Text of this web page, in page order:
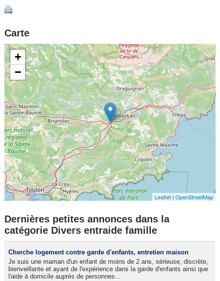
Carte
+
−
Leaflet |OpenStreetMap
Dernières petites annonces dans la
catégorie Divers entraide famille
Cherche logement contre garde d'enfants, entretien maison
Je suis une maman d'un enfant de moins de 2 ans, sérieuse, discrète,
bienveillante et ayant de l'expérience dans la garde d'enfants ainsi que
l'aide à domicile auprès de personnes...